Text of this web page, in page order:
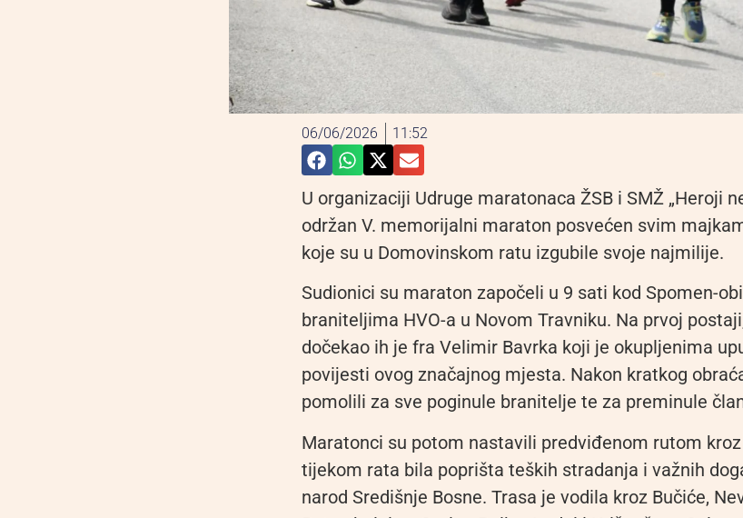
06/06/2026 11:52
U organizaciji Udruge maratonaca ŽSB i SMŽ „Heroji
održan V. memorijalni maraton posvećen svim
koje su u Domovinskom ratu izgubile svoje najmilije.
Sudionici su maraton započeli u 9 sati kod Spomen-
braniteljima HVO-a u Novom Travniku. Na prvoj
dočekao ih je fra Velimir Bavrka koji je okupljenima
povijesti ovog značajnog mjesta. Nakon kratkog
pomolili za sve poginule branitelje te za preminule
Maratonci su potom nastavili predviđenom rutom
tijekom rata bila poprišta teških stradanja i važnih
narod Središnje Bosne. Trasa je vodila kroz Bučiće,